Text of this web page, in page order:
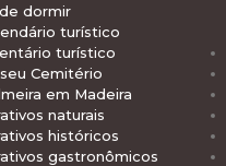
dormir
turístico
turístico
Cemitério
em Madeira
naturais
históricos
gastronômicos